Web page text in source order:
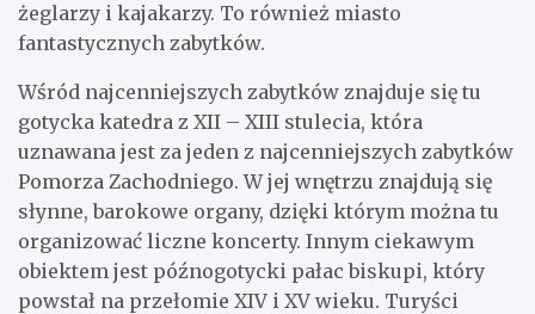
żeglarzy i kajakarzy. To również miasto
fantastycznych zabytków.
Wśród najcenniejszych zabytków znajduje się tu
gotycka katedra z XII – XIII stulecia, która
uznawana jest za jeden z najcenniejszych zabytków
Pomorza Zachodniego. W jej wnętrzu znajdują się
słynne, barokowe organy, dzięki którym można tu
organizować liczne koncerty. Innym ciekawym
obiektem jest późnogotycki pałac biskupi, który
powstał na przełomie XIV i XV wieku. Turyści